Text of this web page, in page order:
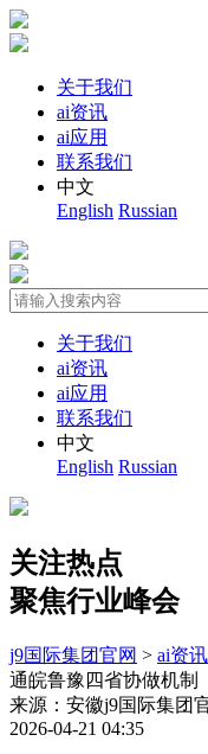
关于我们
ai资讯
ai应用
联系我们
中文
English Russian
关于我们
ai资讯
ai应用
联系我们
中文
English Russian
关注热点
聚焦行业峰会
j9国际集团官网 > ai资讯
通皖鲁豫四省协做机制
来源：安徽j9国际集团
2026-04-21 04:35